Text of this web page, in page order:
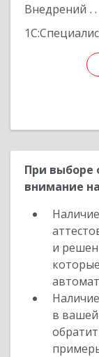
Внедрений
При выборе
внимание
и
в